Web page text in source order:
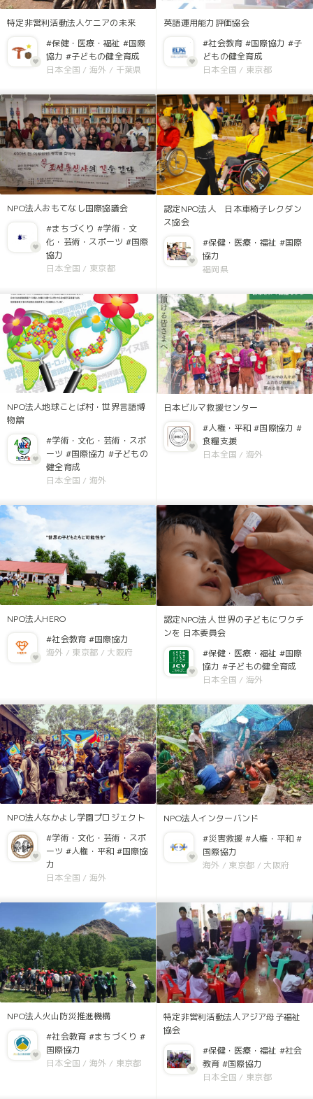
特定非営利活動法人ケニアの未来
#保健・医療・福祉 #国際
協力 #子どもの健全育成
日本全国 / 海外 / 千葉県
英語運用能力評価協会
#社会教育 #国際協力 #子
どもの健全育成
日本全国 / 東京都
NPO法人おもてなし国際協議会
#まちづくり #学術・文
化・芸術・スポーツ #国際
協力
日本全国 / 東京都
認定NPO法人 日本車椅子レクダン
ス協会
#保健・医療・福祉 #国際
協力
福岡県
NPO法人地球ことば村・世界言語博
物舘
#学術・文化・芸術・スポ
ーツ #国際協力 #子どもの
健全育成
日本全国 / 海外
日本ビルマ救援センター
#人権・平和 #国際協力 #
食糧支援
日本全国 / 海外
NPO法人HERO
#社会教育 #国際協力
海外 / 東京都 / 大阪府
認定NPO法人 世界の子どもにワクチ
ンを 日本委員会
#保健・医療・福祉 #国際
協力 #子どもの健全育成
日本全国 / 海外
NPO法人なかよし学園プロジェクト
#学術・文化・芸術・スポ
ーツ #人権・平和 #国際協
力
日本全国 / 海外
NPO法人インターバンド
#災害救援 #人権・平和 #
国際協力
海外 / 東京都 / 大阪府
NPO法人火山防災推進機構
#社会教育 #まちづくり #
国際協力
日本全国 / 海外 / 東京都
特定非営利活動法人アジア母子福祉
協会
#保健・医療・福祉 #社会
教育 #国際協力
日本全国 / 東京都